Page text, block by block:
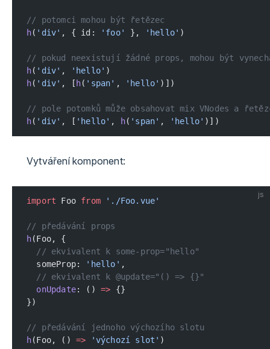
// potomci mohou být řetězec
h( 'div' , { id: 'foo' }, 'hello' )
// pokud neexistují žádné props, mohou být
h( 'div' , 'hello' )
h( 'div' , [ h( 'span' , 'hello' )])
// pole potomků může obsahovat mix VNodes a
h( 'div' , [ 'hello' , h( 'span' , 'hello' )])
Vytváření komponent:
js
import Foo from './Foo.vue'
// předávání props
h(Foo, {
  // ekvivalent k some-prop="hello"
  someProp:
'hello' ,
  // ekvivalent k @update="() => {}"
  onUpdate
: () => {}
})
// předávání jednoho výchozího slotu
h(Foo, () => 'výchozí slot' )